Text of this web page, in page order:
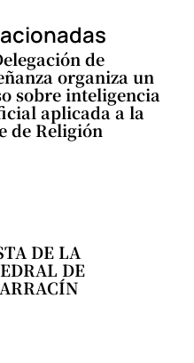
de
organiza un
sobre inteligencia
aplicada a la
de Religión
DE LA
DE